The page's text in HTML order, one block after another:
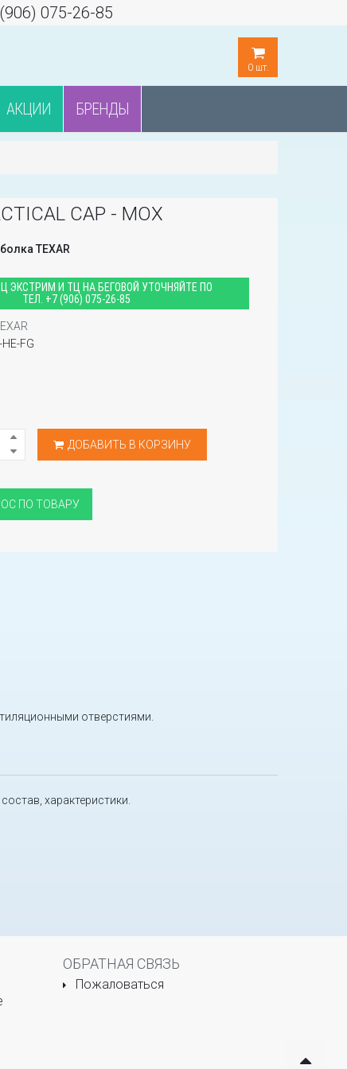
075-26-85
0шт.
АКЦИИ БРЕНДЫ
CAP - МОХ
TEXAR
ЭКСТРИМ И ТЦ НА БЕГОВОЙ УТОЧНЯЙТЕ ПО
ТЕЛ. +7 (906) 075-26-85
FG
ДОБАВИТЬ В КОРЗИНУ
ПО ТОВАРУ
отверстиями.
характеристики.
ОБРАТНАЯ СВЯЗЬ
Пожаловаться